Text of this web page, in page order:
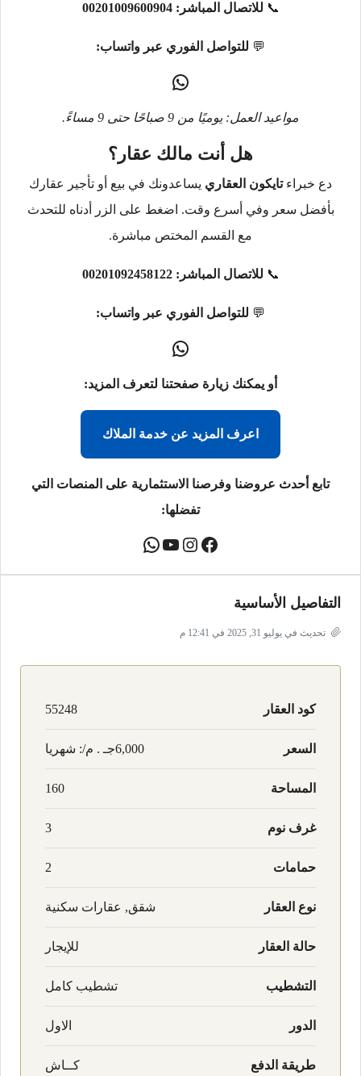
📞 للاتصال المباشر: 00201009600904
💬 للتواصل الفوري عبر واتساب:
مواعيد العمل: يوميًا من 9 صباحًا حتى 9 مساءً.
هل أنت مالك عقار؟
دع خبراءتايكون العقاري يساعدونك في بيع أو تأجير عقارك
بأفضل سعر وفي أسرع وقت. اضغط على الزر أدناه للتحدث
مع القسم المختص مباشرة.
📞 للاتصال المباشر: 00201092458122
💬 للتواصل الفوري عبر واتساب:
أو يمكنك زيارة صفحتنا لتعرف المزيد:
اعرف المزيد عن خدمة الملاك
تابع أحدث عروضنا وفرصنا الاستثمارية على المنصات التي
تفضلها:
التفاصيل الأساسية
تحديث في يوليو 31, 2025 في 12:41 م
كود العقار 55248
السعر 6,000جـ . م/: شهريا
المساحة 160
غرف نوم 3
حمامات 2
نوع العقار شقق, عقارات سكنية
حالة العقار للإيجار
التشطيب تشطيب كامل
الدور الاول
طريقة الدفع كــاش